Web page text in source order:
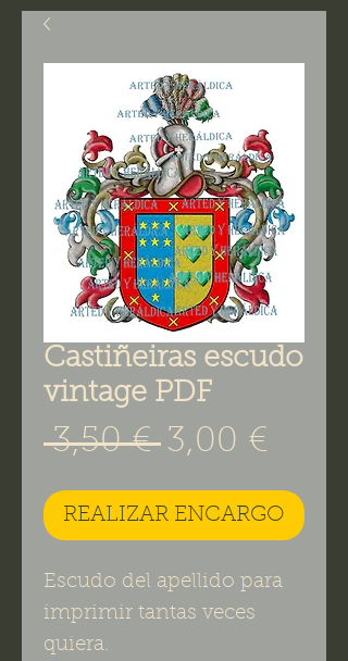
Castiñeiras escudo
vintage PDF
3,50 € Precio
3,00 €
REALIZAR ENCARGO
Escudo del apellido para
imprimir tantas veces
quiera.